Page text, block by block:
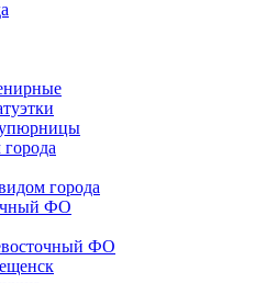
города
ФО
ФО